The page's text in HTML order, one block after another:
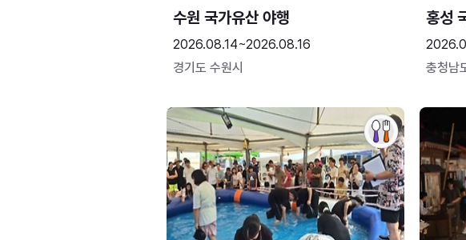
수원 국가유산 야행
2026.08.14~2026.08.16
경기도 수원시
홍성
충청남